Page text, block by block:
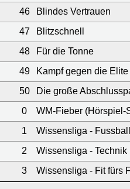
46
Blindes Vertrauen
47
Blitzschnell
48
Für die Tonne
49
Kampf gegen die Elite
50
Die große
0
WM-Fieber (Hörspiel-
1
Wissensliga -
2
Wissensliga -
3 Wissensliga - Fit fürs